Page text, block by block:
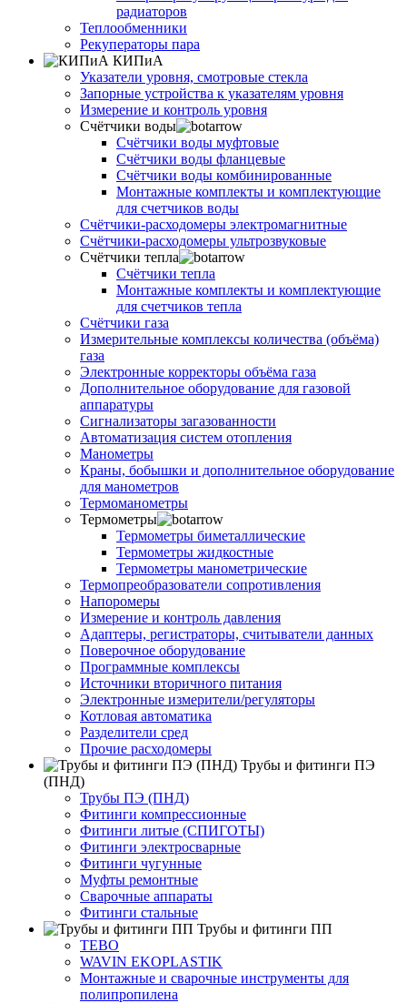
радиаторов
Теплообменники
Рекуператоры пара
КИПиА
Указатели уровня, смотровые стекла
Запорные устройства к указателям уровня
Измерение и контроль уровня
Счётчики воды
Счётчики воды муфтовые
Счётчики воды фланцевые
Счётчики воды комбинированные
Монтажные комплекты и комплектующие
для счетчиков воды
Счётчики-расходомеры электромагнитные
Счётчики-расходомеры ультрозвуковые
Счётчики тепла
Счётчики тепла
Монтажные комплекты и комплектующие
для счетчиков тепла
Счётчики газа
Измерительные комплексы количества (объёма)
газа
Электронные корректоры объёма газа
Дополнительное оборудование для газовой
аппаратуры
Сигнализаторы загазованности
Автоматизация систем отопления
Манометры
Краны, бобышки и дополнительное оборудование
для манометров
Термоманометры
Термометры
Термометры биметаллические
Термометры жидкостные
Термометры манометрические
Термопреобразователи сопротивления
Напоромеры
Измерение и контроль давления
Адаптеры, регистраторы, считыватели данных
Поверочное оборудование
Программные комплексы
Источники вторичного питания
Электронные измерители/регуляторы
Котловая автоматика
Разделители сред
Прочие расходомеры
Трубы и фитинги ПЭ
(ПНД)
Трубы ПЭ (ПНД)
Фитинги компрессионные
Фитинги литые (СПИГОТЫ)
Фитинги электросварные
Фитинги чугунные
Муфты ремонтные
Сварочные аппараты
Фитинги стальные
Трубы и фитинги ПП
TEBO
WAVIN EKOPLASTIK
Монтажные и сварочные инструменты для
полипропилена